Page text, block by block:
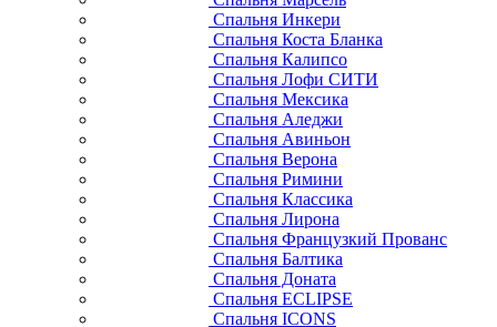
Спальня Инкери
Спальня Коста Бланка
Спальня Калипсо
Спальня Лофи СИТИ
Спальня Мексика
Спальня Аледжи
Спальня Авиньон
Спальня Верона
Спальня Римини
Спальня Классика
Спальня Лирона
Спальня Французкий Прованс
Спальня Балтика
Спальня Доната
Спальня ECLIPSE
Спальня ICONS